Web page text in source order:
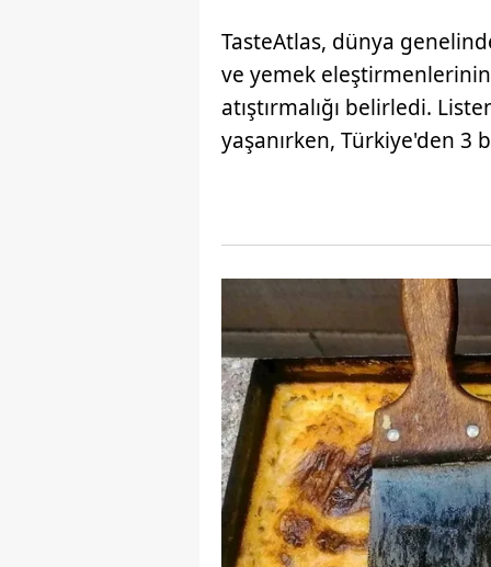
TasteAtlas, dünya
ve yemek
atıştırmalığı belirledi.
yaşanırken, Türkiye'den 3